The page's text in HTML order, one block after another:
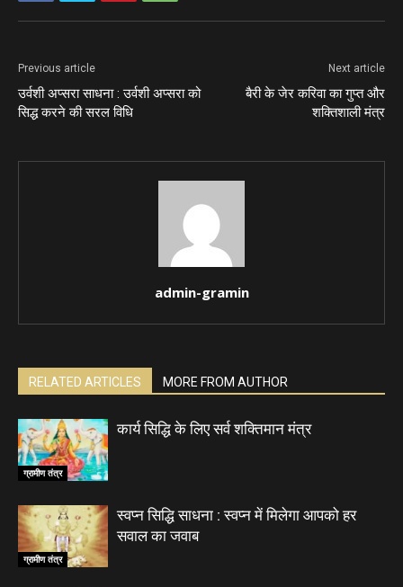
Previous article
उर्वशी अप्सरा साधना : उर्वशी अप्सरा को
सिद्ध करने की सरल विधि
Next article
बैरी के जेर करिवा का गुप्त और
शक्तिशाली मंत्र
admin-gramin
RELATED ARTICLES MORE FROM AUTHOR
ग्रामीण तंत्र
कार्य सिद्धि के लिए सर्व शक्तिमान मंत्र
ग्रामीण तंत्र
स्वप्न सिद्धि साधना : स्वप्न में मिलेगा आपको हर
सवाल का जवाब